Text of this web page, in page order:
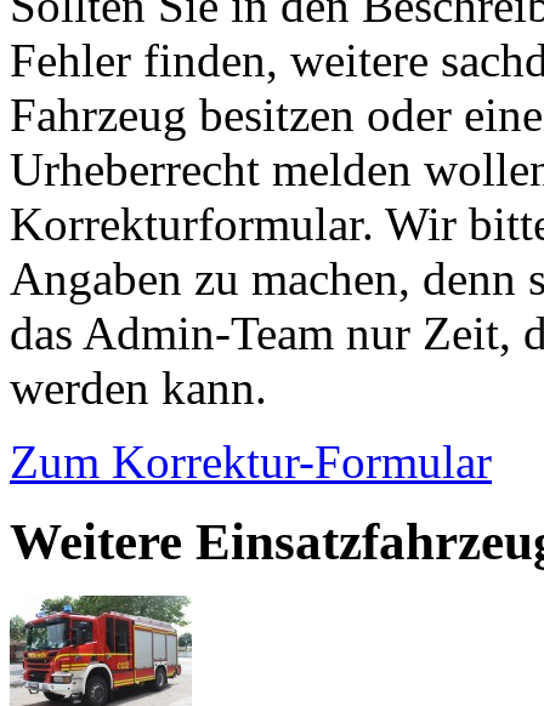
Fehler finden, weitere
Fahrzeug besitzen oder
Urheberrecht melden
Korrekturformular. Wir
Angaben zu machen,
das Admin-Team nur Zeit,
werden kann.
Zum Korrektur-Formular
Weitere